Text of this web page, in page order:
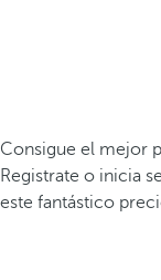
Consigue el mejor
Registrate o inicia
este fantástico